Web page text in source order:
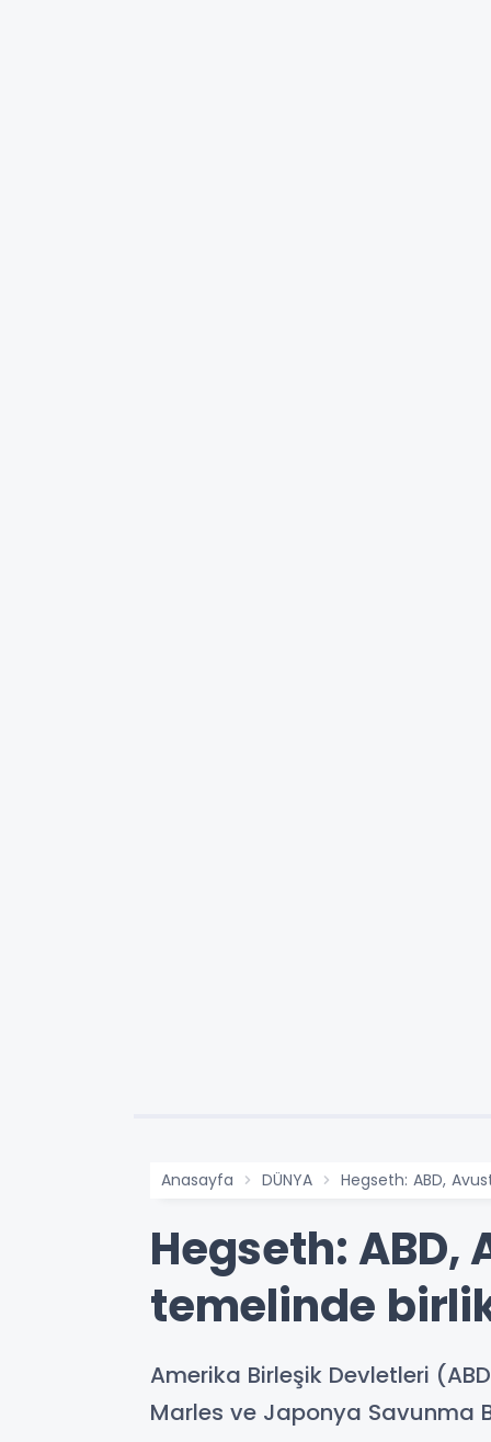
Anasayfa DÜNYA Hegseth: ABD,
Hegseth:
temelinde
Amerika Birleşik Devletleri
Marles ve Japonya Savunma